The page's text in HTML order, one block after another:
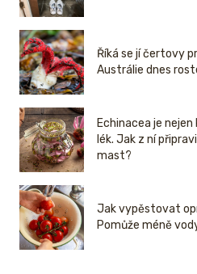
Říká se jí čertovy
Austrálie dnes
Echinacea je
lék. Jak z ní
mast?
Jak vypěstovat
Pomůže méně